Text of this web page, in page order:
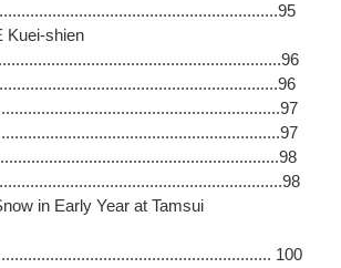
Kuei-shien
in Early Year at Tamsui
100